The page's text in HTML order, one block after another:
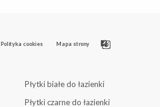
Polityka cookies Mapa strony
Płytki białe do łazienki
Płytki czarne do łazienki